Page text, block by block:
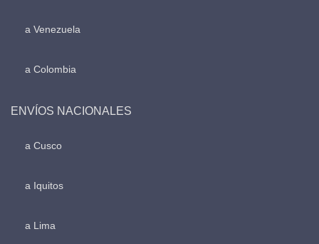
a Venezuela
a Colombia
ENVÍOS NACIONALES
a Cusco
a Iquitos
a Lima